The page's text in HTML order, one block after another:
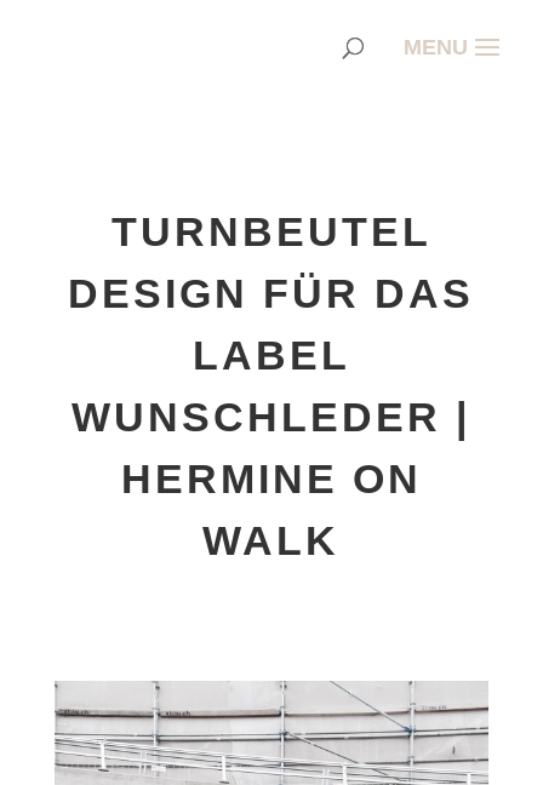
TURNBEUTEL
DESIGN FÜR DAS
LABEL
WUNSCHLEDER |
HERMINE ON
WALK